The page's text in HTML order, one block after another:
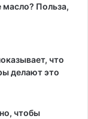
масло? Польза,
что
делают это
чтобы